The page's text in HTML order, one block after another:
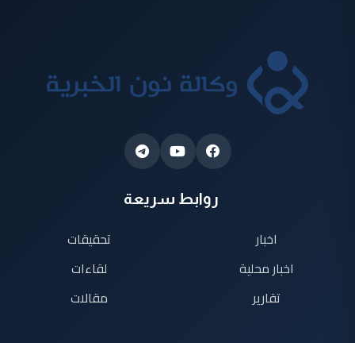
روابط سريعة
اخبار
اخبار محلية
تقارير
تحقيقات
لقاءات
مقالات